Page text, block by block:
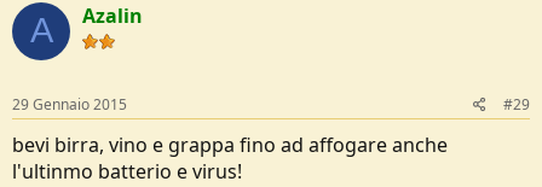
A Azalin
29 Gennaio 2015 #29
bevi birra, vino e grappa fino ad affogare anche
l'ultinmo batterio e virus!